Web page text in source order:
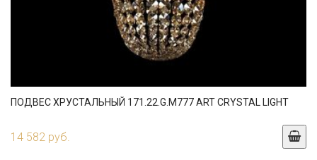
ПОДВЕС ХРУСТАЛЬНЫЙ 171.22.G.M777 ART CRYSTAL LIGHT
14 582 руб.